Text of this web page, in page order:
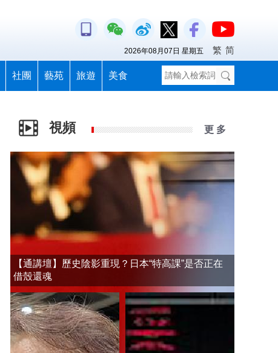
社團 藝苑 旅遊 美食
2026年08月07日 星期五 繁 简
視頻 更 多
【通講壇】歷史陰影重現？日本“特高課”是否正在
借殼還魂